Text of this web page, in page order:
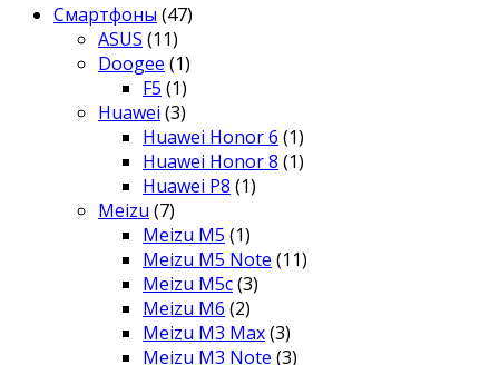
Смартфоны (47)
ASUS (11)
Doogee (1)
F5 (1)
Huawei (3)
Huawei Honor 6 (1)
Huawei Honor 8 (1)
Huawei P8 (1)
Meizu (7)
Meizu M5 (1)
Meizu M5 Note (11)
Meizu M5c(3)
Meizu M6 (2)
Meizu M3 Max(3)
Meizu M3 Note (3)